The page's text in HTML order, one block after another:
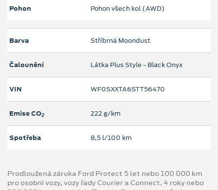
Pohon Pohon všech kol (AWD)
Barva Stříbrná Moondust
Čalounění Látka Plus Style - Black Onyx
VIN WF0SXXTA6STT56470
Emise CO2 222 g/km
Spotřeba 8,5 l/100 km
Prodloužená záruka Ford Protect 5 let nebo 100 000 km
pro osobní vozy, vozy řady Courier a Connect, 4 roky nebo